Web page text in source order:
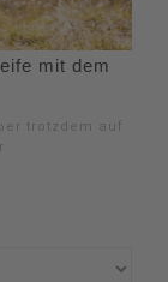
mit dem
trotzdem auf